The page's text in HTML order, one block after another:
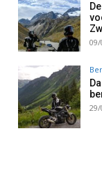
09/
29/